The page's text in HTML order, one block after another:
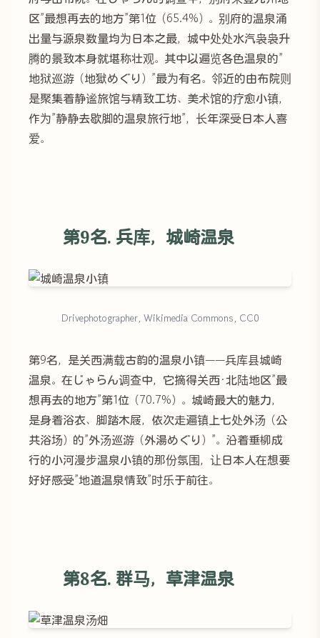
区”最想再去的地方”第1位（65.4%）。别府的温泉涌
出量与源泉数量均为日本之最，城中处处水汽袅袅升
腾的景致本身就堪称壮观。其中以遍览各色温泉的”
地狱巡游（地獄めぐり）”最为有名。邻近的由布院则
是聚集着静谧旅馆与精致工坊、美术馆的疗愈小镇，
作为”静静去歇脚的温泉旅行地”，长年深受日本人喜
爱。
第9名. 兵库，城崎温泉
Drivephotographer, Wikimedia Commons, CC0
第9名，是关西满载古韵的温泉小镇——兵库县城崎
温泉。在じゃらん调查中，它摘得关西·北陆地区”最
想再去的地方”第1位（70.7%）。城崎最大的魅力，
是身着浴衣、脚踏木屐，依次走遍镇上七处外汤（公
共浴场）的”外汤巡游（外湯めぐり）”。沿着垂柳成
行的小河漫步温泉小镇的那份氛围，让日本人在想要
好好感受”地道温泉情致”时乐于前往。
第8名. 群马，草津温泉